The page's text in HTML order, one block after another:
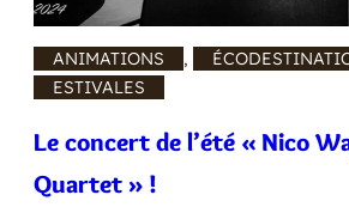
ANIMATIONS ,
ESTIVALES
Le concert de l’été « Nico
Quartet » !